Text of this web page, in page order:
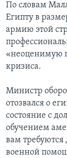
По словам
Египту в
армию этой
«неоценимую
кризиса.
Министр
отозвался о
состояние с
обучением
вам требуются
военной